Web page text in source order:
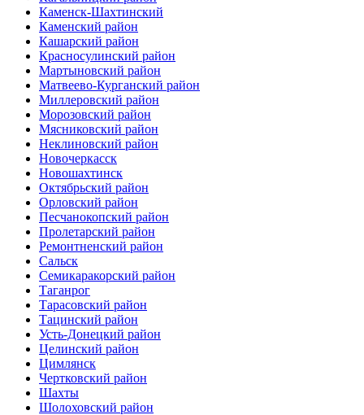
Каменск-Шахтинский
Каменский район
Кашарский район
Красносулинский район
Мартыновский район
Матвеево-Курганский район
Миллеровский район
Морозовский район
Мясниковский район
Неклиновский район
Новочеркасск
Новошахтинск
Октябрьский район
Орловский район
Песчанокопский район
Пролетарский район
Ремонтненский район
Сальск
Семикаракорский район
Таганрог
Тарасовский район
Тацинский район
Усть-Донецкий район
Целинский район
Цимлянск
Чертковский район
Шахты
Шолоховский район